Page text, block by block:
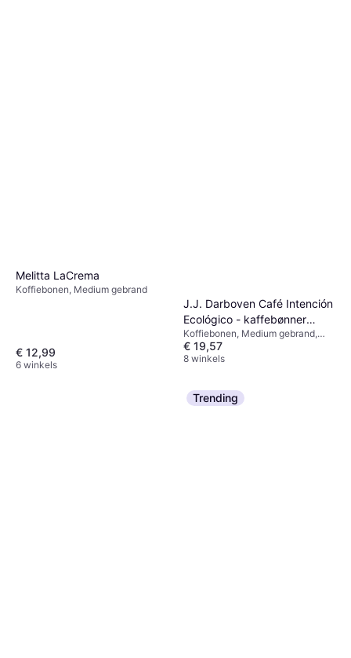
Melitta LaCrema
Koffiebonen, Medium gebrand
€ 12,99
6 winkels
J.J. Darboven Café Intención
Ecológico - kaffebønner
Caffè Crema økologisk
Koffiebonen, Medium gebrand,
Vegetarisch, Cafeïne
€ 19,57
8 winkels
Trending